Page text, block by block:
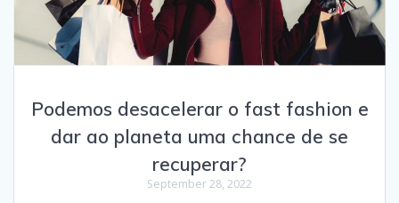
Podemos desacelerar o fast fashion e
dar ao planeta uma chance de se
recuperar?
September 28, 2022